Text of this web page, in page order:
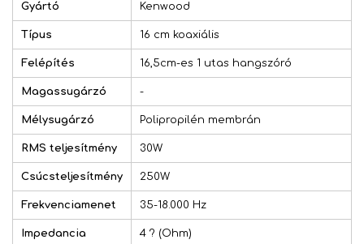
Gyártó Kenwood
Típus 16 cm koaxiális
Felépítés 16,5cm-es 1 utas hangszóró
Magassugárzó -
Mélysugárzó Polipropilén membrán
RMS teljesítmény 30W
Csúcsteljesítmény 250W
Frekvenciamenet 35-18.000 Hz
Impedancia 4 ? (Ohm)